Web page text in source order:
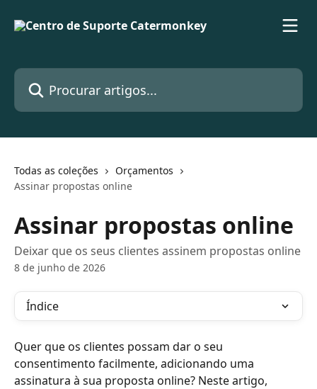
Procurar artigos...
Todas as coleções
Orçamentos
Assinar propostas online
Assinar propostas online
Deixar que os seus clientes assinem propostas online
8 de junho de 2026
Índice
Quer que os clientes possam dar o seu
consentimento facilmente, adicionando uma
assinatura à sua proposta online? Neste artigo,